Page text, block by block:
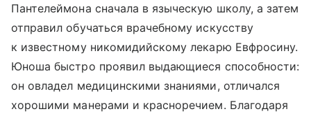
Пантелеймона сначала в языческую школу, а затем
отправил обучаться врачебному искусству
к известному никомидийскому лекарю Евфросину.
Юноша быстро проявил выдающиеся способности:
он овладел медицинскими знаниями, отличался
хорошими манерами и красноречием. Благодаря